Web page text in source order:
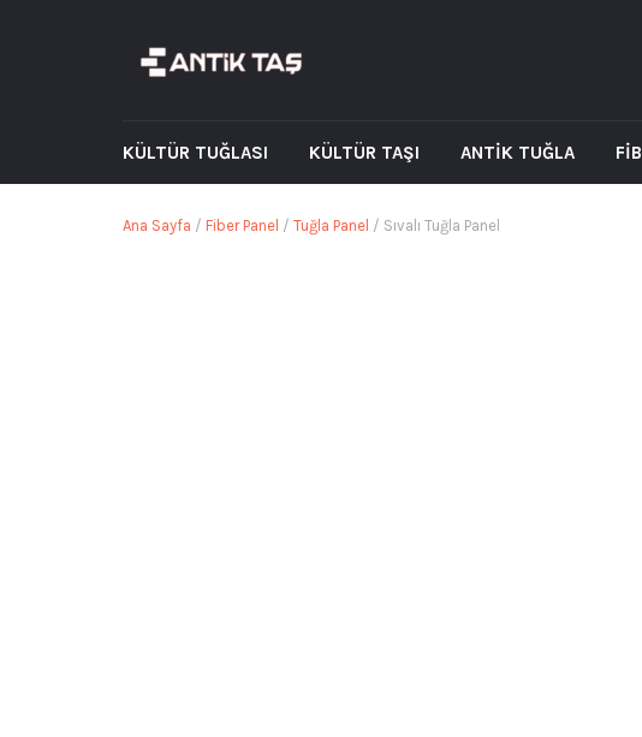
KÜLTÜR TUĞLASI KÜLTÜR TAŞI ANTİK TUĞLA
Ana Sayfa / Fiber Panel / Tuğla Panel / Sıvalı Tuğla Panel